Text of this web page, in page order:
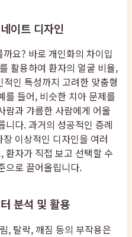
이트 디자인
까요? 바로 개인화의 차이입
활용하여 환자의 얼굴 비율,
인 특성까지 고려한 맞춤형
를 들어, 비슷한 치아 문제를
람과 갸름한 사람에게 어울
니다. 과거의 성공적인 증례
이상적인 디자인을 여러
환자가 직접 보고 선택할 수
으로 끌어올립니다.
분석 및 활용
, 탈락, 깨짐 등의 부작용은